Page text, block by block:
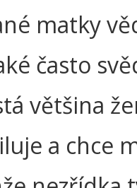
matky
často
většina
a chce